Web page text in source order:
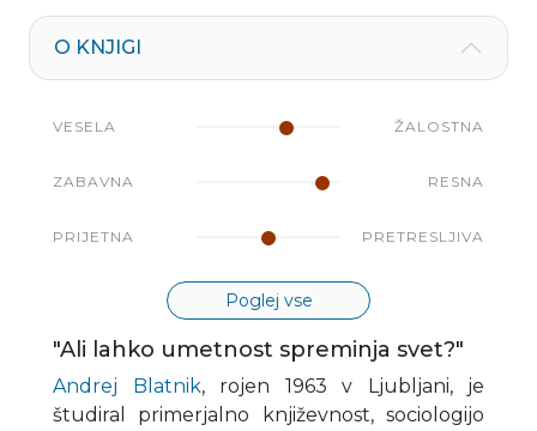
O KNJIGI
VESELA ŽALOSTNA
ZABAVNA RESNA
PRIJETNA PRETRESLJIVA
Poglej vse
"Ali lahko umetnost spreminja svet?"
Andrej Blatnik, rojen 1963 v Ljubljani, je
študiral primerjalno književnost, sociologijo